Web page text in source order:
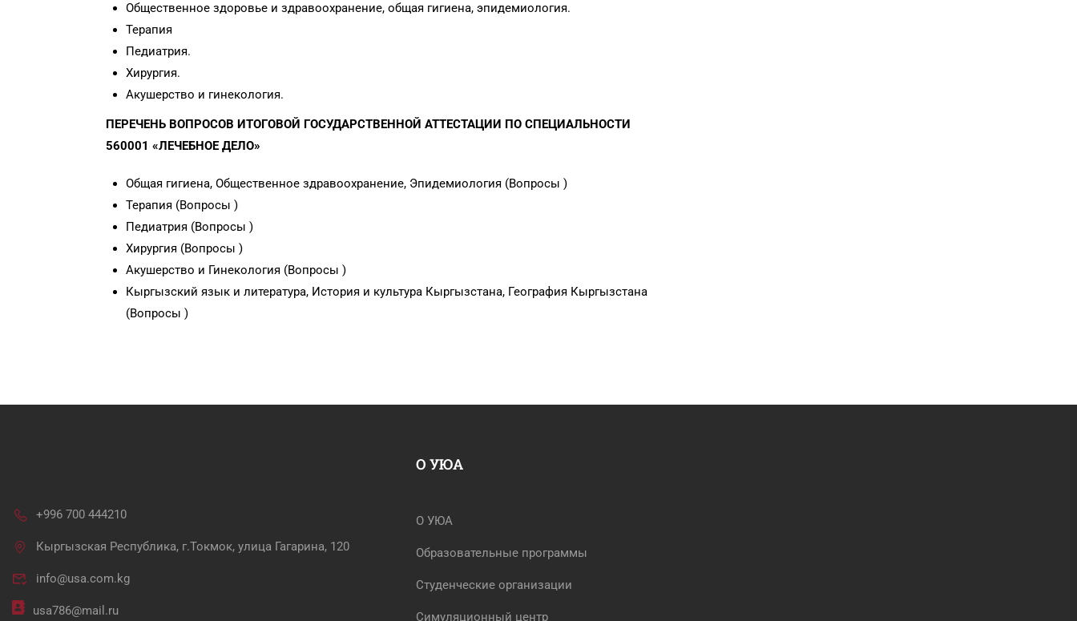
Общественное здоровье и здравоохранение, общая гигиена, эпидемиология.
Терапия
Педиатрия.
Хирургия.
Акушерство и гинекология.
ПЕРЕЧЕНЬ ВОПРОСОВ ИТОГОВОЙ ГОСУДАРСТВЕННОЙ АТТЕСТАЦИИ ПО СПЕЦИАЛЬНОСТИ
560001 «ЛЕЧЕБНОЕ ДЕЛО»
Общая гигиена, Общественное здравоохранение, Эпидемиология (Вопросы )
Терапия (Вопросы )
Педиатрия (Вопросы )
Хирургия (Вопросы )
Акушерство и Гинекология (Вопросы )
Кыргызский язык и литература, История и культура Кыргызстана, География Кыргызстана
(Вопросы )
+996 700 444210
Кыргызская Республика, г.Токмок, улица Гагарина, 120
info@usa.com.kg
usa786@mail.ru
О УЮА
О УЮА
Образовательные программы
Студенческие организации
Симуляционный центр